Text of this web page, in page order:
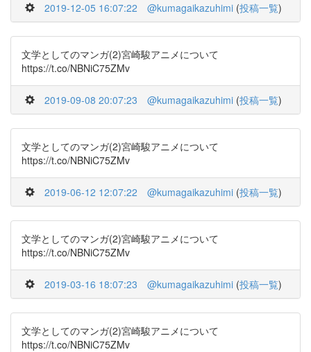
2019-12-05 16:07:22 @kumagaikazuhimi (投稿一覧)
文学としてのマンガ(2)宮崎駿アニメについて
https://t.co/NBNiC75ZMv
2019-09-08 20:07:23 @kumagaikazuhimi (投稿一覧)
文学としてのマンガ(2)宮崎駿アニメについて
https://t.co/NBNiC75ZMv
2019-06-12 12:07:22 @kumagaikazuhimi (投稿一覧)
文学としてのマンガ(2)宮崎駿アニメについて
https://t.co/NBNiC75ZMv
2019-03-16 18:07:23 @kumagaikazuhimi (投稿一覧)
文学としてのマンガ(2)宮崎駿アニメについて
https://t.co/NBNiC75ZMv